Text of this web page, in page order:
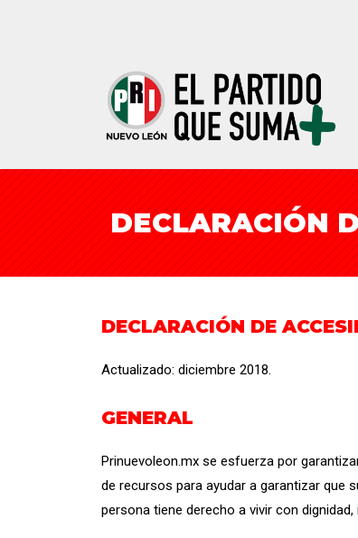
DECLARACIÓN
DECLARACIÓN DE
Actualizado: diciembre 2018.
GENERAL
Prinuevoleon.mx se esfuerza por
de recursos para ayudar a garantizar que
persona tiene derecho a vivir con